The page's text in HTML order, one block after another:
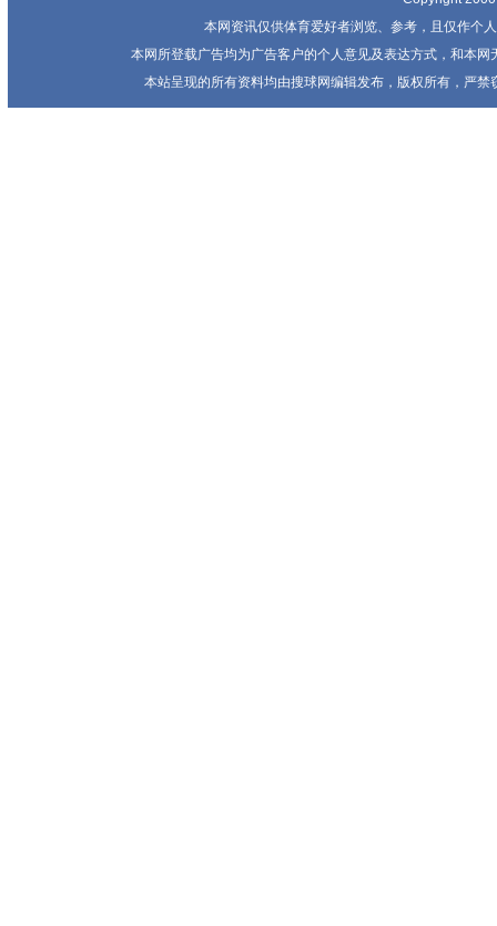
本网资讯仅供体育爱好者浏览、参考，且仅作个
本网所登载广告均为广告客户的个人意见及表达方式，和本
本站呈现的所有资料均由搜球网编辑发布，版权所有，严